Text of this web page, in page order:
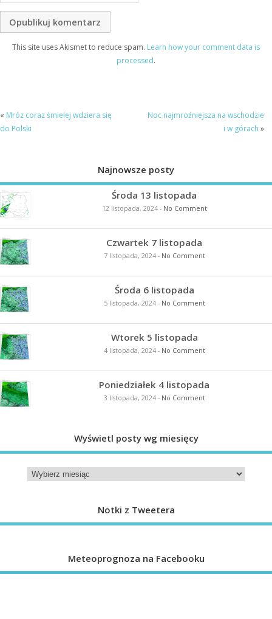
This site uses Akismet to reduce spam. Learn how your comment data is
processed.
« Mróz coraz śmielej wdziera się
do Polski
Noc najmroźniejsza na wschodzie
i w górach »
Najnowsze posty
Środa 13 listopada
12 listopada, 2024- No Comment
Czwartek 7 listopada
7 listopada, 2024- No Comment
Środa 6 listopada
5 listopada, 2024- No Comment
Wtorek 5 listopada
4 listopada, 2024- No Comment
Poniedziałek 4 listopada
3 listopada, 2024- No Comment
Wyświetl posty wg miesięcy
Notki z Tweetera
Meteoprognoza na Facebooku